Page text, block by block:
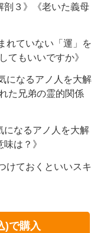
剖３》《老いた義母
れていない「運」を
てもいいですか》
になるアノ人を大解
た兄弟の霊的関係
になるアノ人を大解
は？》
けておくといいスキ
)で購入